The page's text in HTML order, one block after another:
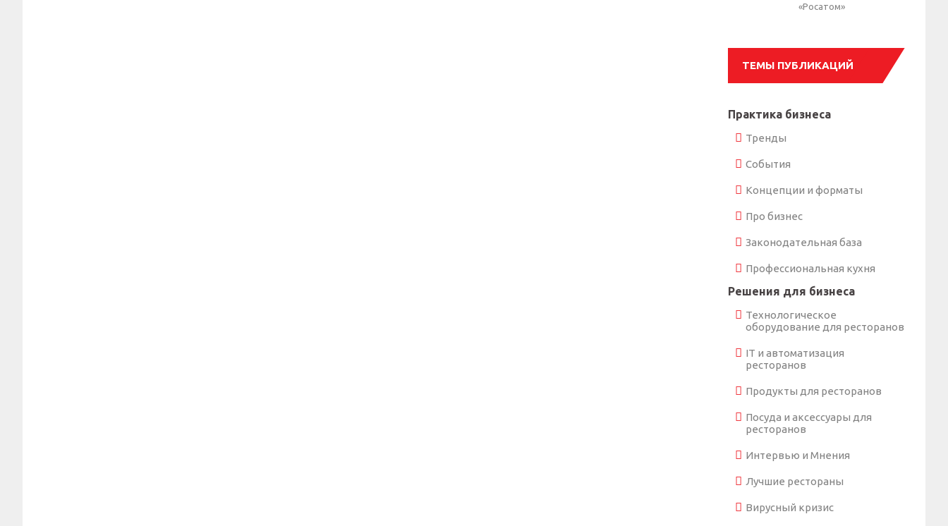
«Росатом»
ТЕМЫ ПУБЛИКАЦИЙ
Практика бизнеса
Тренды
События
Концепции и форматы
Про бизнес
Законодательная база
Профессиональная кухня
Решения для бизнеса
Технологическое
оборудование для ресторанов
IT и автоматизация
ресторанов
Продукты для ресторанов
Посуда и аксессуары для
ресторанов
Интервью и Мнения
Лучшие рестораны
Вирусный кризис